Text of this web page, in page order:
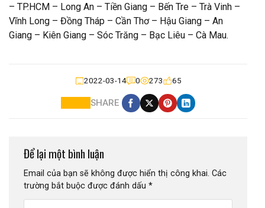
– TP.HCM – Long An – Tiền Giang – Bến Tre – Trà Vinh –
Vĩnh Long – Đồng Tháp – Cần Thơ – Hậu Giang – An
Giang – Kiên Giang – Sóc Trăng – Bạc Liêu – Cà Mau.
2022-03-14 0 273 65
SHARE
Để lại một bình luận
Email của bạn sẽ không được hiển thị công khai. Các
trường bắt buộc được đánh dấu *